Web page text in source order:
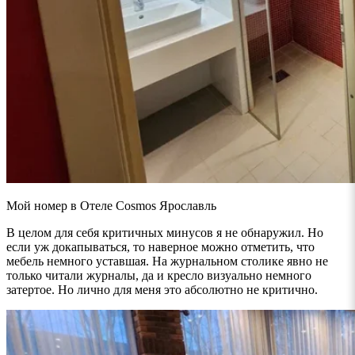
Мой номер в Отеле Cosmos Ярославль
В целом для себя критичных минусов я не обнаружил. Но
если уж докапываться, то наверное можно отметить, что
мебель немного уставшая. На журнальном столике явно не
только читали журналы, да и кресло визуально немного
затертое. Но лично для меня это абсолютно не критично.